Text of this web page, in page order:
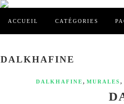
ACCUEIL CATÉGORIES
DALKHAFINE
DALKHAFINE , MURALES ,